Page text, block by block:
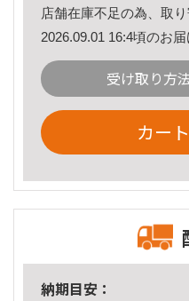
店舗在庫不足の為、取
2026.09.01 16:4頃のお届
受け取り方
カー
納期目安：